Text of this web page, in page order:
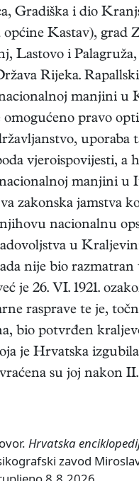
Gradiška i dio
općine Kastav), grad
Lastovo i
Rijeka.
manjini u
omogućeno pravo
uporaba
vjeroispovijesti, a
manjini u
zakonska jamstva
nacionalnu
u
nije bio
je 26. VI. 1921.
rasprave te je,
bio potvrđen
je Hrvatska
su joj nakon
Hrvatska
zavod